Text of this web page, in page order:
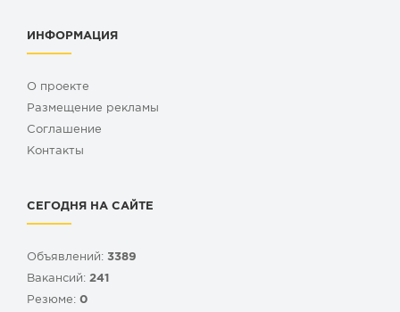
ИНФОРМАЦИЯ
О проекте
Размещение рекламы
Cоглашение
Контакты
СЕГОДНЯ НА САЙТЕ
Объявлений: 3389
Вакансий: 241
Резюме: 0